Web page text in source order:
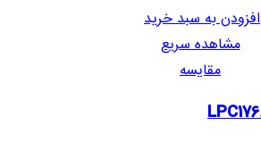
افزودن به سبد خرید
مشاهده سریع
مقایسه